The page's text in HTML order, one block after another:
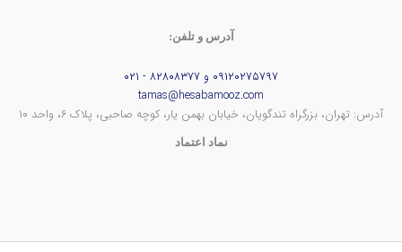
آدرس و تلفن:
۰۹۱۲۰۲۷۵۷۹۷ و ۸۲۸۰۸۳۷۷ - ۰۲۱
tamas@hesabamooz.com
آدرس: تهران، بزرگراه تندگویان، خیابان بهمن یار، کوچه صاحبی، پلاک ۶، واحد ۱۰
نماد اعتماد